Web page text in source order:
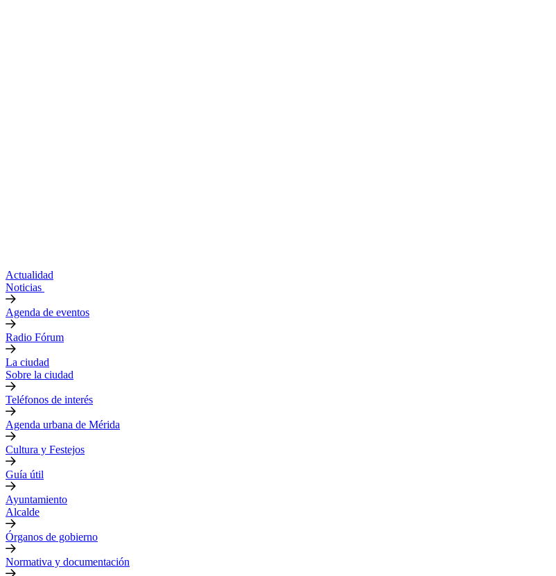
Actualidad
Noticias
Agenda de eventos
Radio Fórum
La ciudad
Sobre la ciudad
Teléfonos de interés
Agenda urbana de Mérida
Cultura y Festejos
Guía útil
Ayuntamiento
Alcalde
Órganos de gobierno
Normativa y documentación